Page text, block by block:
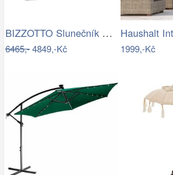
BIZZOTTO Slunečník SIVIGLIA taupe 3x3m
6465,-4849,-Kč 1999,-Kč